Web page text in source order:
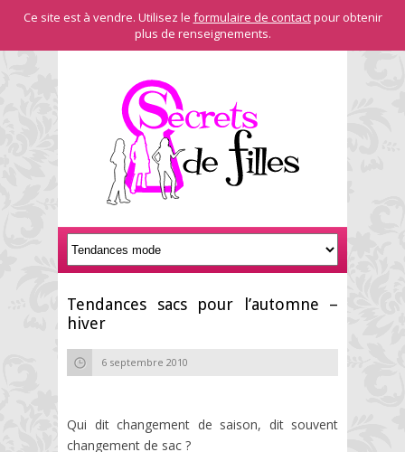
Ce site est à vendre. Utilisez le formulaire de contactpour obtenir
plus de renseignements.
Tendances sacs pour l’automne –
hiver
6 septembre 2010
Qui dit changement de saison, dit souvent
changement de sac ?